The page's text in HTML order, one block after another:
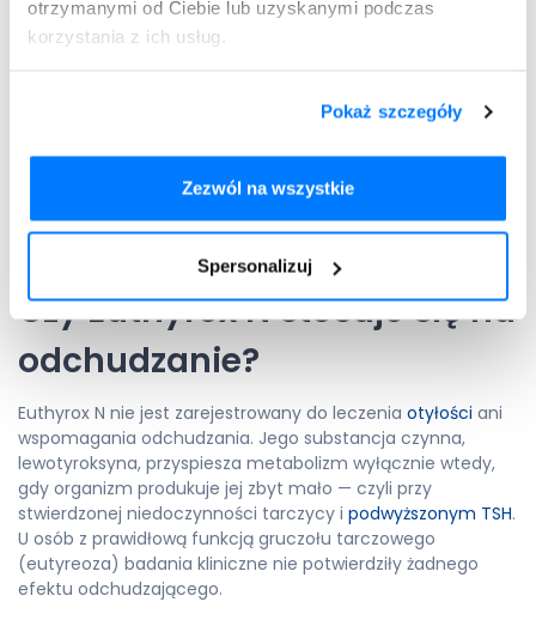
otrzymanymi od Ciebie lub uzyskanymi podczas
korzystania z ich usług.
Pokaż szczegóły
Zezwól na wszystkie
Spersonalizuj
przeciwtarczycowych w trakcie leczenia nadczynności
tarczycy;
W zależności od rodzaju schorzenia oraz wskazań lekarskich,
innych dawek leku.
Nie potwierdzono korzystnego wpływu leku na zmniejszenie
masy ciała, dlatego nie należy sugerować się informacjami
o tym, które rozpowszechniane są w internecie.
Czy Euthyrox N stosuje się na
odchudzanie?
Euthyrox N nie jest zarejestrowany do leczenia otyłości ani
wspomagania odchudzania. Jego substancja czynna,
lewotyroksyna, przyspiesza metabolizm wyłącznie wtedy,
gdy organizm produkuje jej zbyt mało — czyli przy
stwierdzonej niedoczynności tarczycy i podwyższonym TSH.
U osób z prawidłową funkcją gruczołu tarczowego
(eutyreoza) badania kliniczne nie potwierdziły żadnego
efektu odchudzającego.